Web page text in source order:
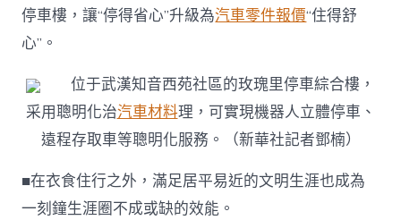
停車樓，讓“停得省心”升級為汽車零件報價“住得舒
心”。
位于武漢知音西苑社區的玫瑰里停車綜合樓，
采用聰明化治汽車材料理，可實現機器人立體停車、
遠程存取車等聰明化服務。（新華社記者鄧楠）
■在衣食住行之外，滿足居平易近的文明生涯也成為
一刻鐘生涯圈不成或缺的效能。